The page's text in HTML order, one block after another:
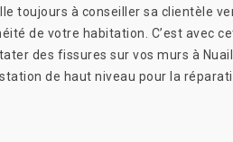
toujours à conseiller sa clientèle
de votre habitation. C’est avec
des fissures sur vos murs à
de haut niveau pour la